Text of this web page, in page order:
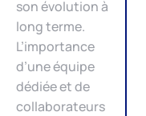
son évolution à
long terme.
L’importance
d’une équipe
dédiée et de
collaborateurs